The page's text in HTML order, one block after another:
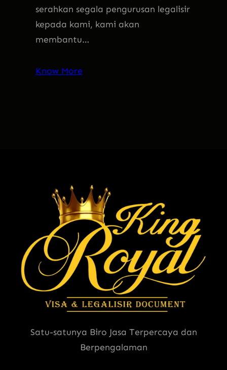
serahkan segala pengurusan legalisir
kepada kami, kami akan
membantu…
Know More
Satu-satunya Biro Jasa Terpercaya dan
Berpengalaman